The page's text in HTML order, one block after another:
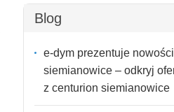
Blog
e-dym prezentuje
siemianowice – odkryj
z centurion siemianowice